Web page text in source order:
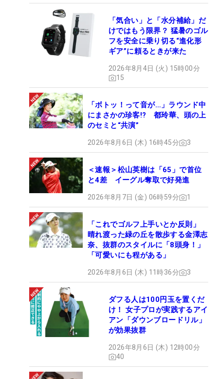
「気合い」と「水分補給」だ
けではもう限界？ 猛暑のゴル
フを安全に乗り切る“進化形
ギア”に頼るときが来た
2026年8月4日 (火) 15時00分
15
「ボトッ！って音が…」ラウンド中
にまさかの珍客!? 都玲華、頭の上
のセミと“共演”
2026年8月6日 (木) 16時45分 3
＜速報＞松山英樹は「65」で首位
と4差 イーグル奪取で好発進
2026年8月7日 (金) 06時59分 1
「これでゴルフ上手いとか反則」
晴れ渡った緑の丘を散歩する金澤志
奈、抜群のスタイルに「8頭身！」
「可愛いにも程がある」
2026年8月6日 (木) 11時36分 3
ダフる人は100円玉を置くだ
け！ 女子プロが実践するアイ
アン「ダウンブロードリル」
が効果抜群
2026年8月6日 (木) 12時00分
40